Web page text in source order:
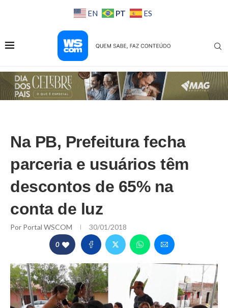
EN PT ES
Na PB, Prefeitura fecha
parceria e usuários têm
descontos de 65% na
conta de luz
Por Portal WSCOM 30/01/2018
0